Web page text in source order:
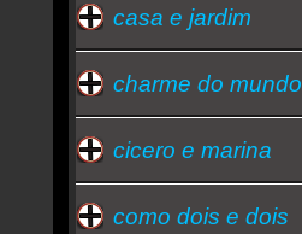
casa e jardim
charme do mundo
cicero e marina
como dois e dois